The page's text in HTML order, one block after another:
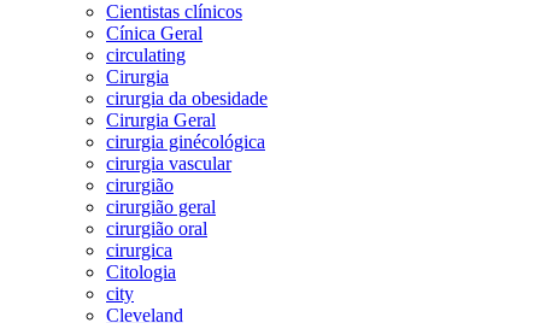
Cientistas clínicos
Cínica Geral
circulating
Cirurgia
cirurgia da obesidade
Cirurgia Geral
cirurgia ginécológica
cirurgia vascular
cirurgião
cirurgião geral
cirurgião oral
cirurgica
Citologia
city
Cleveland